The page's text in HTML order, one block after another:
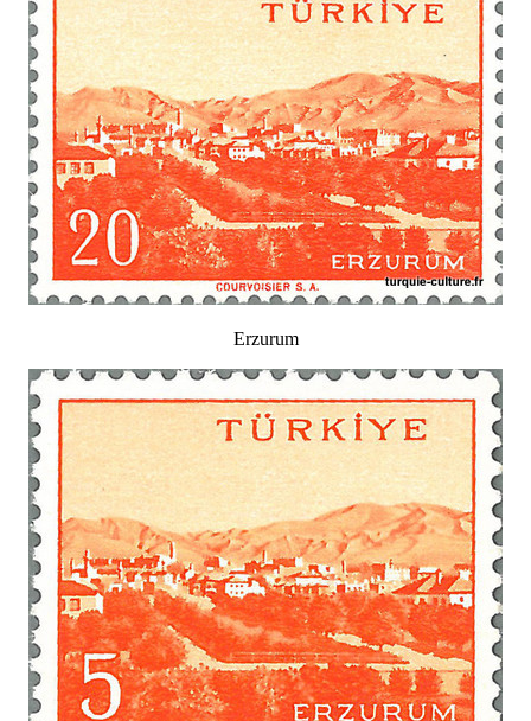
Erzurum